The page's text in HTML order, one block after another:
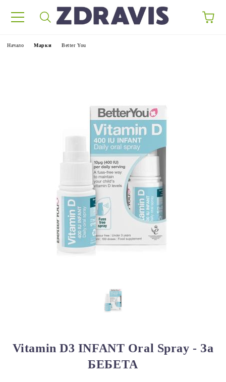
Начало Марки Better You
Vitamin D3 INFANT Oral Spray - За
БЕБЕТА